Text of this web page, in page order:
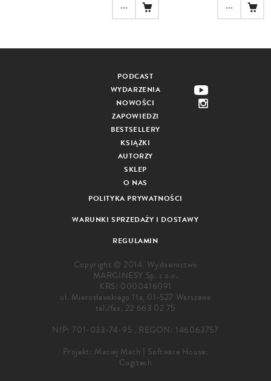
... ...
PODCAST
WYDARZENIA
NOWOŚCI
ZAPOWIEDZI
BESTSELLERY
KSIĄŻKI
AUTORZY
SKLEP
O NAS
POLITYKA PRYWATNOŚCI
WARUNKI SPRZEDAŻY I DOSTAWY
REGULAMIN
Copyright © 2014. Wydawnictwo
MARGINESY Sp. z o.o.
KRS: 0000416091
ul. Mierosławskiego 11a, 01-527 Warszawa
tel./fax. 22 663 02 75
NIP: 701-033-74-95 , REGON: 146063757
Projekt: Maciej Mach | Software House:
Cogitech